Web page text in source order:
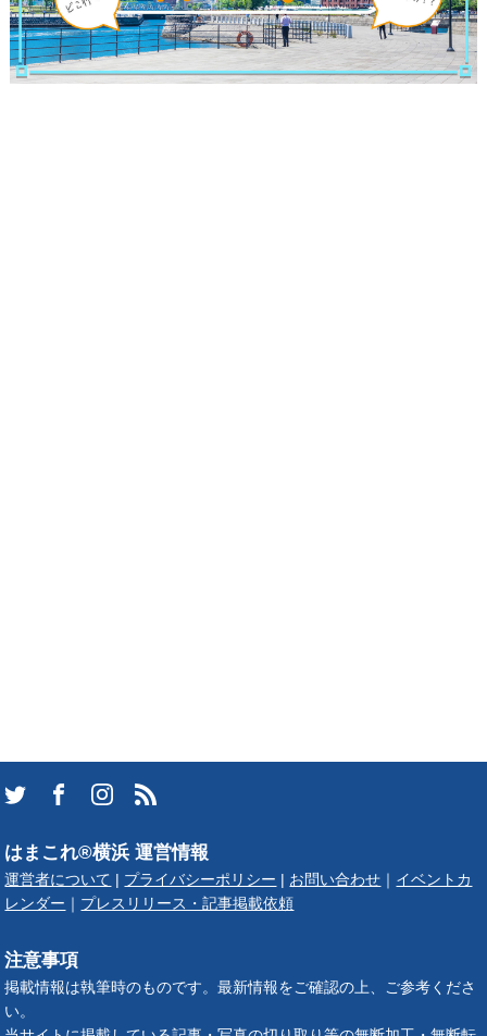
はまこれ®横浜 運営情報
運営者について プライバシーポリシー お問い合わせ
イベントカ
レンダー
プレスリリース・記事掲載依頼
注意事項
掲載情報は執筆時のものです。最新情報をご確認の上、ご参考くださ
い。